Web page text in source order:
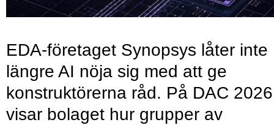
EDA-företaget Synopsys låter inte
längre AI nöja sig med att ge
konstruktörerna råd. På DAC 2026
visar bolaget hur grupper av